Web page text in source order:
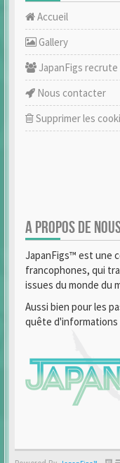
Accueil
Gallery
JapanFigs recrute
Nous contacter
Supprimer les
A PROPOS DE
JapanFigs™ est une
francophones, qui
issues du monde du
Aussi bien pour les
quête d'informations